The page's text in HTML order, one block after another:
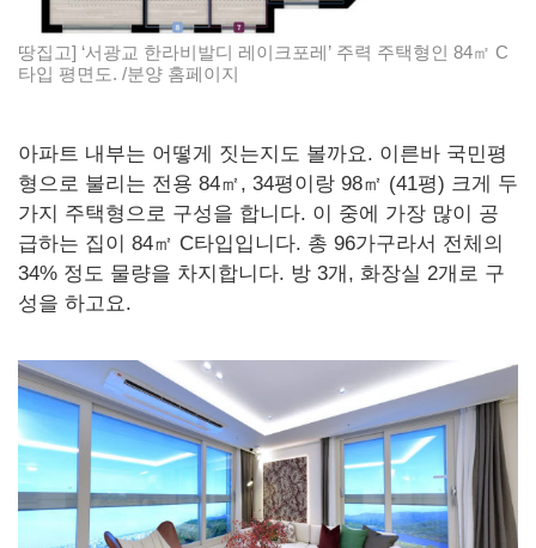
땅집고] ‘서광교 한라비발디 레이크포레’ 주력 주택형인 84㎡ C
타입 평면도. /분양 홈페이지
아파트 내부는 어떻게 짓는지도 볼까요. 이른바 국민평
형으로 불리는 전용 84㎡, 34평이랑 98㎡ (41평) 크게 두
가지 주택형으로 구성을 합니다. 이 중에 가장 많이 공
급하는 집이 84㎡ C타입입니다. 총 96가구라서 전체의
34% 정도 물량을 차지합니다. 방 3개, 화장실 2개로 구
성을 하고요.